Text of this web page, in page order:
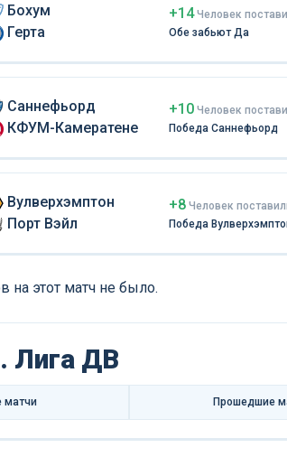
Бохум
Герта
+14 Человек
Обе забьют Да
Саннефьорд
КФУМ-Камератене
+10 Человек
Победа Саннефьорд
Вулверхэмптон
Порт Вэйл
+8 Человек
Победа
на этот матч не было.
Лига ДВ
матчи Прошедшие